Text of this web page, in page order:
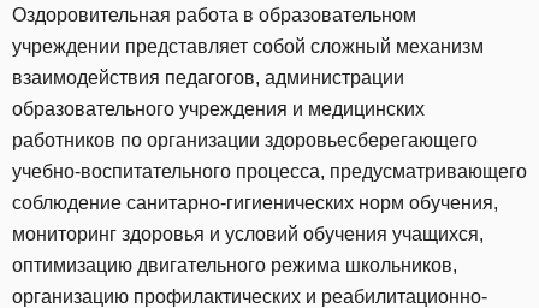
Оздоровительная работа в образовательном
учреждении представляет собой сложный механизм
взаимодействия педагогов, администрации
образовательного учреждения и медицинских
работников по организации здоровьесберегающего
учебно-воспитательного процесса, предусматривающего
соблюдение санитарно-гигиенических норм обучения,
мониторинг здоровья и условий обучения учащихся,
оптимизацию двигательного режима школьников,
организацию профилактических и реабилитационно-